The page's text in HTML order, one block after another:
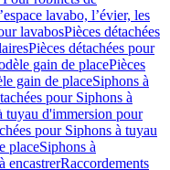
lavabo, l’évier, les
lavabosPièces détachées
Pièces détachées pour
gain de placePièces
gain de placeSiphons à
pour Siphons à
tuyau d'immersion pour
pour Siphons à tuyau
placeSiphons à
encastrerRaccordements